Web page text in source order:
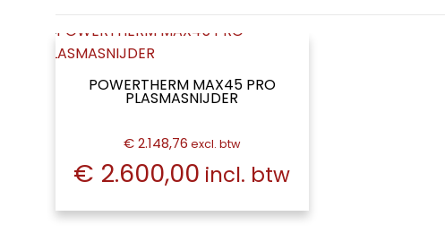
POWERTHERM MAX45 PRO
PLASMASNIJDER
€ 2.148,76 excl. btw
€ 2.600,00 incl. btw